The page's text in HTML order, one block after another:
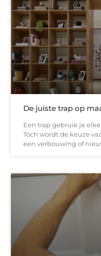
De juiste trap op
Een trap gebruik je
Toch wordt de keuze
een verbouwing of